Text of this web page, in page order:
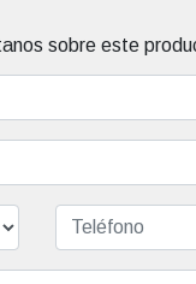
sobre este